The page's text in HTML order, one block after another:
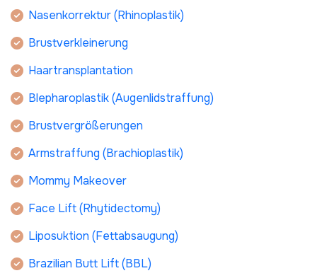
Nasenkorrektur (Rhinoplastik)
Brustverkleinerung
Haartransplantation
Blepharoplastik (Augenlidstraffung)
Brustvergrößerungen
Armstraffung (Brachioplastik)
Mommy Makeover
Face Lift (Rhytidectomy)
Liposuktion (Fettabsaugung)
Brazilian Butt Lift (BBL)